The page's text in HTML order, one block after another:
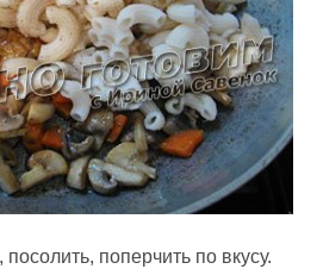
поперчить по вкусу.